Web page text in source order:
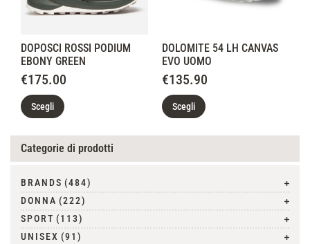
DOPOSCI ROSSI PODIUM
EBONY GREEN
€175.00
Scegli
DOLOMITE 54 LH CANVAS
EVO UOMO
€135.90
Scegli
Categorie di prodotti
BRANDS (484)
DONNA (222)
SPORT (113)
UNISEX (91)